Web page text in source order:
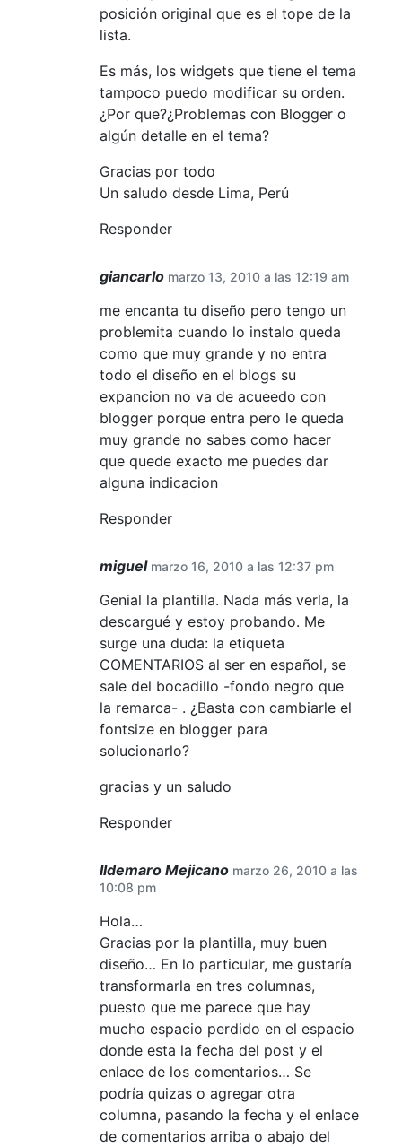
posición original que es el tope de la
lista.
Es más, los widgets que tiene el tema
tampoco puedo modificar su orden.
¿Por que?¿Problemas con Blogger o
algún detalle en el tema?
Gracias por todo
Un saludo desde Lima, Perú
Responder
giancarlo marzo 13, 2010 a las 12:19 am
me encanta tu diseño pero tengo un
problemita cuando lo instalo queda
como que muy grande y no entra
todo el diseño en el blogs su
expancion no va de acueedo con
blogger porque entra pero le queda
muy grande no sabes como hacer
que quede exacto me puedes dar
alguna indicacion
Responder
miguel marzo 16, 2010 a las 12:37 pm
Genial la plantilla. Nada más verla, la
descargué y estoy probando. Me
surge una duda: la etiqueta
COMENTARIOS al ser en español, se
sale del bocadillo -fondo negro que
la remarca- . ¿Basta con cambiarle el
fontsize en blogger para
solucionarlo?
gracias y un saludo
Responder
Ildemaro Mejicano marzo 26, 2010 a las
10:08 pm
Hola…
Gracias por la plantilla, muy buen
diseño… En lo particular, me gustaría
transformarla en tres columnas,
puesto que me parece que hay
mucho espacio perdido en el espacio
donde esta la fecha del post y el
enlace de los comentarios… Se
podría quizas o agregar otra
columna, pasando la fecha y el enlace
de comentarios arriba o abajo del